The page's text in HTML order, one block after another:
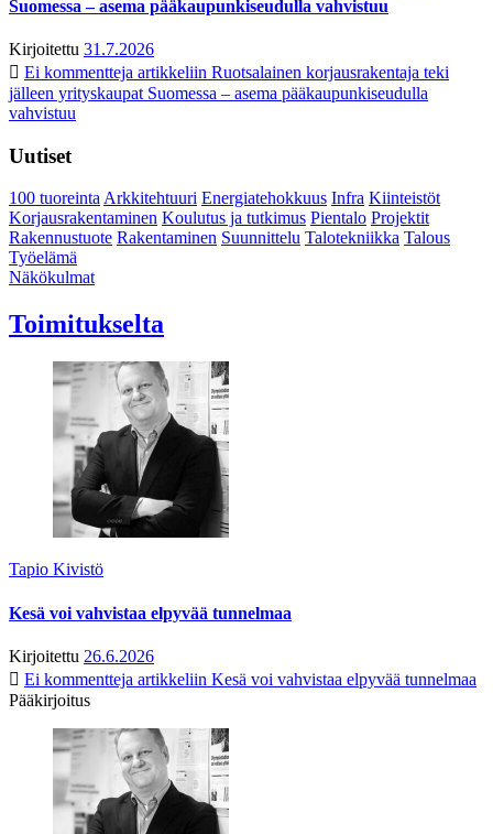
Suomessa – asema pääkaupunkiseudulla vahvistuu
Kirjoitettu 31.7.2026
Ei kommentteja artikkeliin Ruotsalainen korjausrakentaja teki
jälleen yrityskaupat Suomessa – asema pääkaupunkiseudulla
vahvistuu
Uutiset
100 tuoreintaArkkitehtuuri Energiatehokkuus Infra Kiinteistöt
Korjausrakentaminen Koulutus ja tutkimus Pientalo Projektit
Rakennustuote Rakentaminen Suunnittelu Talotekniikka Talous
Työelämä
Näkökulmat
Toimitukselta
Tapio Kivistö
Kesä voi vahvistaa elpyvää tunnelmaa
Kirjoitettu 26.6.2026
Ei kommentteja artikkeliin Kesä voi vahvistaa elpyvää tunnelmaa
Pääkirjoitus